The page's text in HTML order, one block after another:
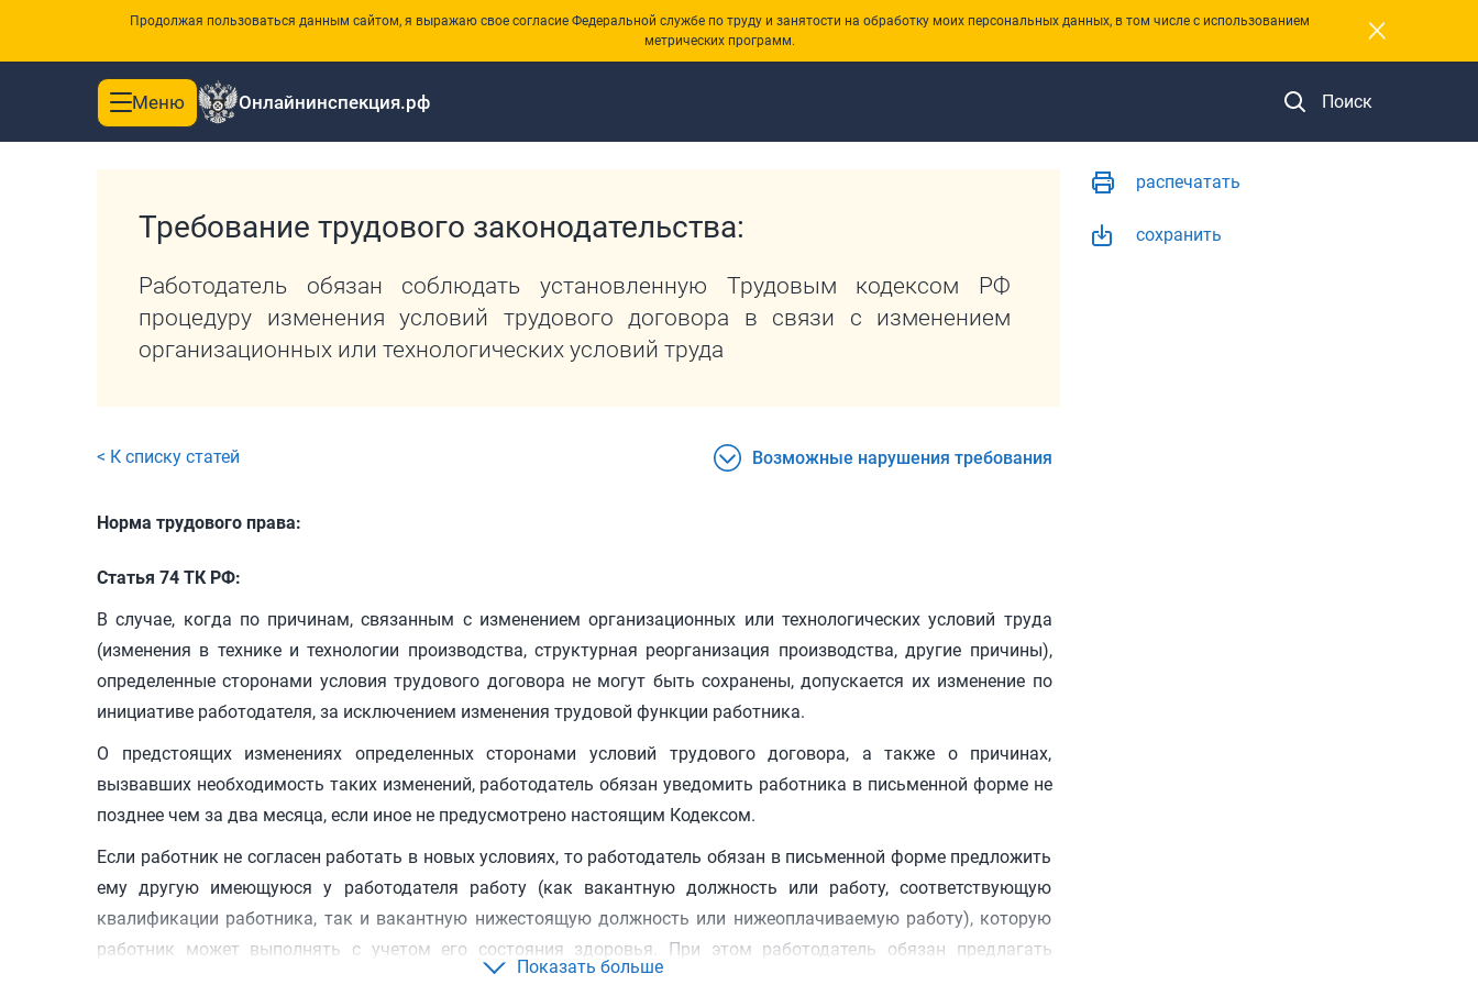
Продолжая пользоваться данным сайтом, я выражаю свое согласие Федеральной службе по труду и занятости на обработку моих персональных данных, в том числе с использованием
метрических программ.
×
Toggle
navigation
Меню Онлайнинспекция.рф Поиск
Главная |Перечень требований трудового законодательства
Требование трудового законодательства:
Работодатель обязан соблюдать установленную Трудовым кодексом РФ
процедуру изменения условий трудового договора в связи с изменением
организационных или технологических условий труда
распечатать
сохранить
< К списку статей Возможные нарушения требования
Норма трудового права:
Статья 74 ТК РФ:
В случае, когда по причинам, связанным с изменением организационных или технологических условий труда
(изменения в технике и технологии производства, структурная реорганизация производства, другие причины),
определенные сторонами условия трудового договора не могут быть сохранены, допускается их изменение по
инициативе работодателя, за исключением изменения трудовой функции работника.
О предстоящих изменениях определенных сторонами условий трудового договора, а также о причинах,
вызвавших необходимость таких изменений, работодатель обязан уведомить работника в письменной форме не
позднее чем за два месяца, если иное не предусмотрено настоящим Кодексом.
Если работник не согласен работать в новых условиях, то работодатель обязан в письменной форме предложить
ему другую имеющуюся у работодателя работу (как вакантную должность или работу, соответствующую
квалификации работника, так и вакантную нижестоящую должность или нижеоплачиваемую работу), которую
работник может выполнять с учетом его состояния здоровья. При этом работодатель обязан предлагать
работнику все отвечающие указанным требованиям вакансии, имеющиеся у него в данной местности.
Показать больше